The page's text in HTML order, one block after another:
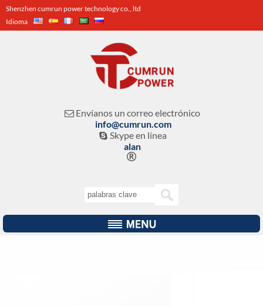
Shenzhen cumrun power technology co., ltd
Idioma
 Envíanos un correo electrónico
info@cumrun.com
 Skype en línea
alan
